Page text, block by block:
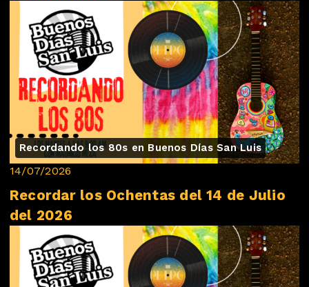
Recordando los 80s en Buenos Días San Luis
14/07/2026
Recordar los Ochentas del 14 de Julio
del 2026